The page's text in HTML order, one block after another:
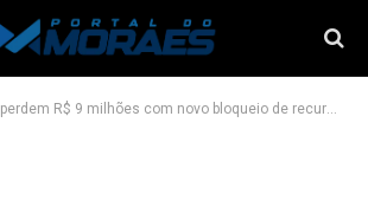
R$ 9 milhões com novo bloqueio de recursos federais